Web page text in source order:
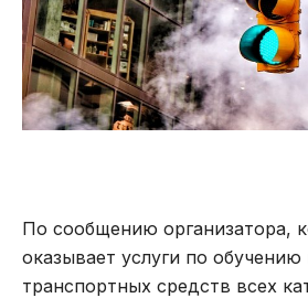
По сообщению организатора,
оказывает услуги по
транспортных средств всех